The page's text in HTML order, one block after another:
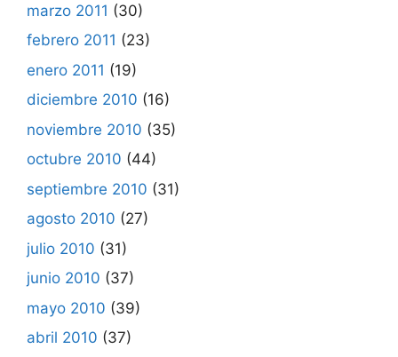
marzo 2011 (30)
febrero 2011 (23)
enero 2011 (19)
diciembre 2010 (16)
noviembre 2010 (35)
octubre 2010 (44)
septiembre 2010 (31)
agosto 2010 (27)
julio 2010 (31)
junio 2010 (37)
mayo 2010 (39)
abril 2010 (37)